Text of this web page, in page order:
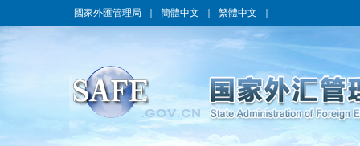
國家外匯管理局 簡體中文 繁體中文